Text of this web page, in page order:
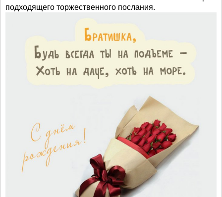
подходящего торжественного послания.